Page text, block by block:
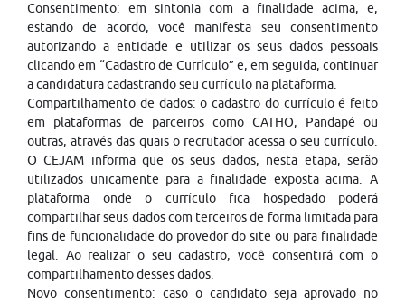
Consentimento: em sintonia com a finalidade acima, e,
estando de acordo, você manifesta seu consentimento
autorizando a entidade e utilizar os seus dados pessoais
clicando em “Cadastro de Currículo” e, em seguida, continuar
a candidatura cadastrando seu currículo na plataforma.
Compartilhamento de dados: o cadastro do currículo é feito
em plataformas de parceiros como CATHO, Pandapé ou
outras, através das quais o recrutador acessa o seu currículo.
O CEJAM informa que os seus dados, nesta etapa, serão
utilizados unicamente para a finalidade exposta acima. A
plataforma onde o currículo fica hospedado poderá
compartilhar seus dados com terceiros de forma limitada para
fins de funcionalidade do provedor do site ou para finalidade
legal. Ao realizar o seu cadastro, você consentirá com o
compartilhamento desses dados.
Novo consentimento: caso o candidato seja aprovado no